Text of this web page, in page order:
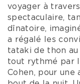
voyager à
spectaculaire,
dînatoire,
a régalé les
tataki de thon
tout rythmé par
Cohen, pour une